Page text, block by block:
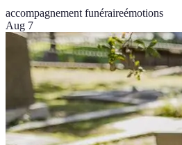
accompagnement funéraireémotions
Aug 7